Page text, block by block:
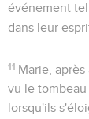
événement
dans leur
11 Marie,
vu le tombeau
lorsqu'ils